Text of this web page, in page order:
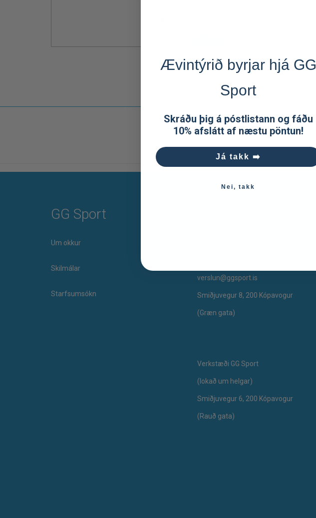
GG Sport
Um okkur
Skilmálar
Starfsumsókn
verslun@ggsport.is
Smiðjuvegur 8, 200 Kópavogur
(Græn gata)
Verkstæði GG Sport
​(lokað um helgar)
Smiðjuvegur 6, 200 Kópavogur
(Rauð gata)
Ævintýrið byrjar hjá GG
Sport
Skráðu þig á póstlistann og fáðu
10% afslátt af næstu pöntun!
Já takk ➡️
Nei, takk